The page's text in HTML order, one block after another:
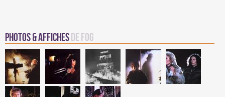
Photos & Affichesde Fog